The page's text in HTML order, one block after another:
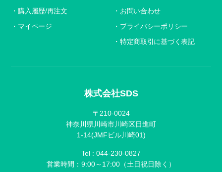
株式会社SDS
〒210-0024
神奈川県川崎市川崎区日進町
1-14(JMFビル川崎01)
Tel : 044-230-0827
営業時間：9:00～17:00（土日祝日除く）
購入履歴/再注文
マイページ
お問い合わせ
プライバシーポリシー
特定商取引に基づく表記